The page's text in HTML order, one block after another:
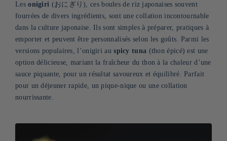
Lesonigiri (おにぎり), ces boules de riz japonaises souvent
fourrées de divers ingrédients, sont une collation incontournable
dans la culture japonaise. Ils sont simples à préparer, pratiques à
emporter et peuvent être personnalisés selon les goûts. Parmi les
versions populaires, l’onigiri auspicy tuna (thon épicé) est une
option délicieuse, mariant la fraîcheur du thon à la chaleur d’une
sauce piquante, pour un résultat savoureux et équilibré. Parfait
pour un déjeuner rapide, un pique-nique ou une collation
nourrissante.